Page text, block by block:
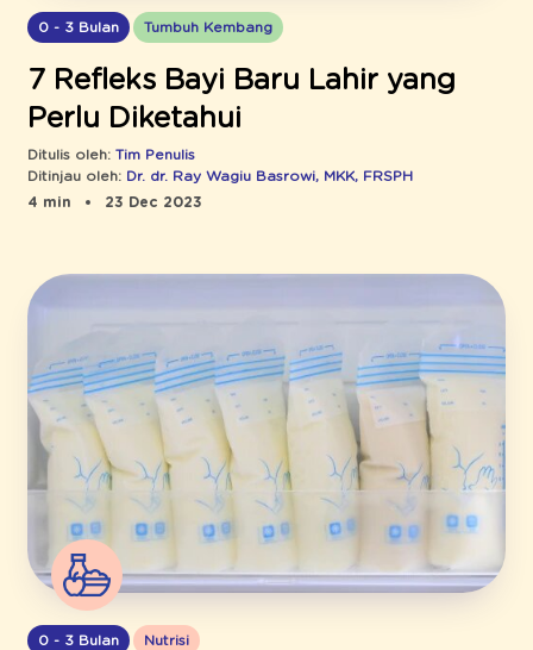
0 - 3 Bulan Tumbuh Kembang
7 Refleks Bayi Baru Lahir yang
Perlu Diketahui
Ditulis oleh: Tim Penulis
Ditinjau oleh: Dr. dr. Ray Wagiu Basrowi, MKK, FRSPH
4 min
23 Dec 2023
0 - 3 Bulan Nutrisi